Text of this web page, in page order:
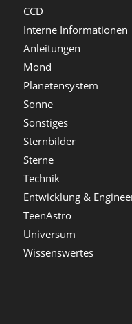
CCD
Interne Informationen
Anleitungen
Mond
Planetensystem
Sonne
Sonstiges
Sternbilder
Sterne
Technik
Entwicklung &
TeenAstro
Universum
Wissenswertes